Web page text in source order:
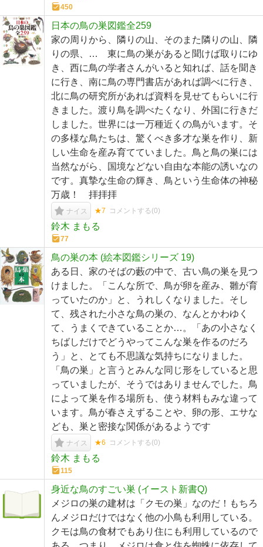
450
日本の鳥の巣図鑑全259
家の周りから、隣りの山、そのまた隣りの山、隣
りの県、… 東に鳥の巣があると聞けば取りにゆ
き、西に鳥の学者さんがいると知れば、話を聞き
に行き、南に鳥の専門書店があれば調べに行き、
北に鳥の研究所があれば資料を見せてもらいに行
きました。渡り鳥を調べたくなり、外国に行きだ
しました。世界には一万種近くの鳥がいます。そ
の多様な鳥たちは、驚くべき多才な巣を作り、新
しい生命を産み育てていました。鳥と鳥の巣には
当然ながら、国境などない自由な本能の誘いなの
です。真摯な生命の輝き、鳥という生命体の神秘
万歳！ 拝拝拝
ナイス ★7 コメントする(0)
鈴木 まもる
77
鳥の巣の本 (絵本図鑑シリーズ 19)
ある日、家のそばの藪の中で、古い鳥の巣を見つ
けました。「こんな所で、鳥が卵を産み、雛が育
っていたのか」と、うれしくなりました。そし
て、残された小さな鳥の巣の、なんとかわゆく
て、うまくできていることか…。「あの小さなく
ちばしだけでどうやってこんな巣を作るのだろ
う」と、とても不思議な気持ちになりました。
「鳥の巣」と言うとみんな同じ形をしていると思
っていましたが、そうではありませんでした。鳥
によって巣を作る場所も、使う材料もみな違って
います。鳥が春さえずることや、卵の形、エサな
ども、巣と密接な関係があるようです
ナイス ★6 コメントする(0)
鈴木 まもる
115
身近な鳥のすごい巣 (イースト新書Q)
メジロの巣の建材は「クモの巣」なのだ！もちろ
んメジロだけではなく他の小鳥も利用している。
クモは鳥の食材でもあり住にも利用しているので